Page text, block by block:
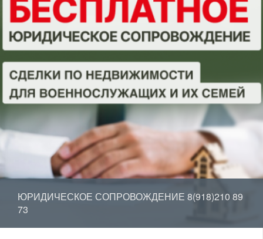
ЮРИДИЧЕСКОЕ СОПРОВОЖДЕНИЕ 8(918)210 89
73